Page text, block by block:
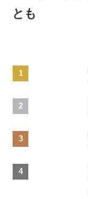
とも